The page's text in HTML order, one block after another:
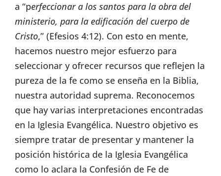
a “perfeccionar a los santos para la obra del
ministerio, para la edificación del cuerpo de
Cristo,” (Efesios 4:12). Con esto en mente,
hacemos nuestro mejor esfuerzo para
seleccionar y ofrecer recursos que reflejen la
pureza de la fe como se enseña en la Biblia,
nuestra autoridad suprema. Reconocemos
que hay varias interpretaciones encontradas
en la Iglesia Evangélica. Nuestro objetivo es
siempre tratar de presentar y mantener la
posición histórica de la Iglesia Evangélica
como lo aclara la Confesión de Fe de